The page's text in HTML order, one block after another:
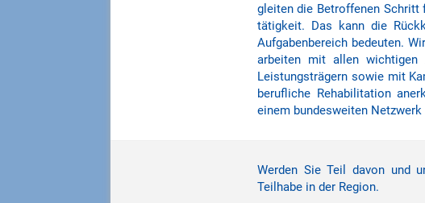
gleiten die Be­troffenen
tätig­keit. Das kann die
Aufgaben­bereich bedeuten.
arbeiten mit allen wichtigen
Leistungs­trägern sowie mit
berufliche Rehabilitation
einem bundesweiten
Werden Sie Teil davon und
Teilhabe in der Region.